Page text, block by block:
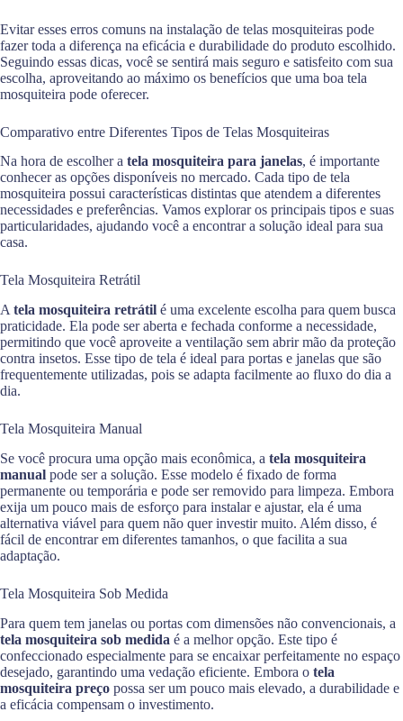
Evitar esses erros comuns na instalação de telas mosquiteiras pode
fazer toda a diferença na eficácia e durabilidade do produto escolhido.
Seguindo essas dicas, você se sentirá mais seguro e satisfeito com sua
escolha, aproveitando ao máximo os benefícios que uma boa tela
mosquiteira pode oferecer.
Comparativo entre Diferentes Tipos de Telas Mosquiteiras
Na hora de escolher a tela mosquiteira para janelas, é importante
conhecer as opções disponíveis no mercado. Cada tipo de tela
mosquiteira possui características distintas que atendem a diferentes
necessidades e preferências. Vamos explorar os principais tipos e suas
particularidades, ajudando você a encontrar a solução ideal para sua
casa.
Tela Mosquiteira Retrátil
A tela mosquiteira retrátil é uma excelente escolha para quem busca
praticidade. Ela pode ser aberta e fechada conforme a necessidade,
permitindo que você aproveite a ventilação sem abrir mão da proteção
contra insetos. Esse tipo de tela é ideal para portas e janelas que são
frequentemente utilizadas, pois se adapta facilmente ao fluxo do dia a
dia.
Tela Mosquiteira Manual
Se você procura uma opção mais econômica, a tela mosquiteira
manual pode ser a solução. Esse modelo é fixado de forma
permanente ou temporária e pode ser removido para limpeza. Embora
exija um pouco mais de esforço para instalar e ajustar, ela é uma
alternativa viável para quem não quer investir muito. Além disso, é
fácil de encontrar em diferentes tamanhos, o que facilita a sua
adaptação.
Tela Mosquiteira Sob Medida
Para quem tem janelas ou portas com dimensões não convencionais, a
tela mosquiteira sob medida é a melhor opção. Este tipo é
confeccionado especialmente para se encaixar perfeitamente no espaço
desejado, garantindo uma vedação eficiente. Embora o tela
mosquiteira preço possa ser um pouco mais elevado, a durabilidade e
a eficácia compensam o investimento.